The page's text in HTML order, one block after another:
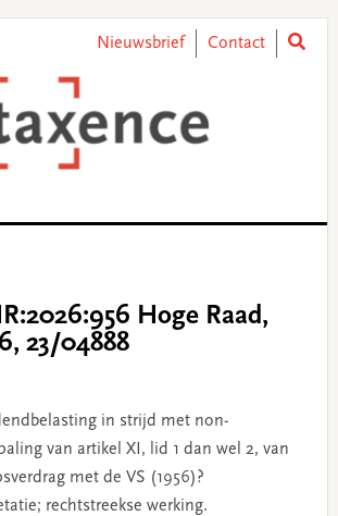
Nieuwsbrief Contact
Hoge Raad,
23/04888
in strijd met non-
van artikel XI, lid 1 dan wel 2, van
met de VS (1956)?
rechtstreekse werking.